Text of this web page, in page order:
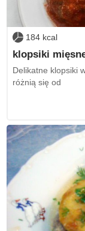
184 kcal
klopsiki
Delikatne klopsiki
różnią się od